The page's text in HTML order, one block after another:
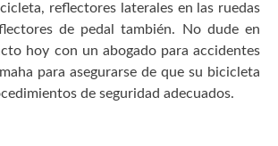
reflectores laterales en las ruedas
de pedal también. No dude en
hoy con un abogado para accidentes
para asegurarse de que su bicicleta
de seguridad adecuados.